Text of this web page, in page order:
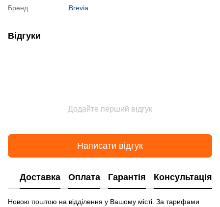
Бренд Brevia
Відгуки
Додайте перший відгук
Написати відгук
Доставка Оплата Гарантія Консультація
Новою поштою на відділення у Вашому місті. За тарифами